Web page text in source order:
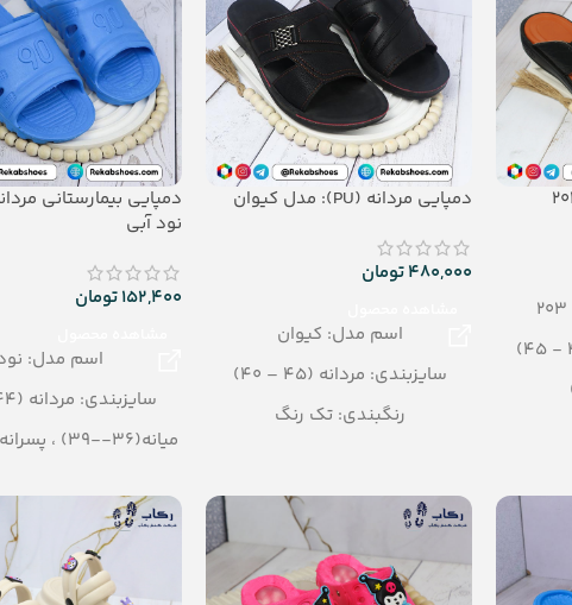
دمپایی مردانه (PU): مدل کیوان
480,000تومان
اسم مدل: کیوان
سایزبندی: مردانه (45 – 40)
رنگبندی: تک رنگ
تعداد در کارتن: 12 جفت
جنس: PU
نود آبی
152,400تومان
اسم مدل:
سایزبندی: مردانه (44 – 40)
میانه(36--39) ، پسرانه (30-34)
رنگبندی: الوان
(آبی، طوسی، نسکافه
سورمه ای)